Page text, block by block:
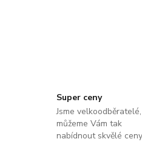
Super ceny
Jsme velkoodběratelé,
můžeme Vám tak
nabídnout skvělé